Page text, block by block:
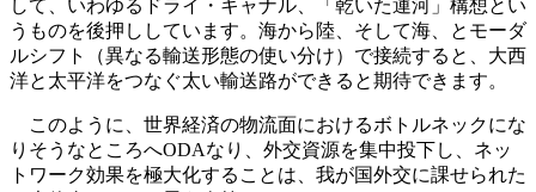
して、いわゆるドライ・キャナル、「乾いた運河」構想とい
うものを後押ししています。海から陸、そして海、とモーダ
ルシフト（異なる輸送形態の使い分け）で接続すると、大西
洋と太平洋をつなぐ太い輸送路ができると期待できます。
このように、世界経済の物流面におけるボトルネックにな
りそうなところへODAなり、外交資源を集中投下し、ネッ
トワーク効果を極大化することは、我が国外交に課せられた